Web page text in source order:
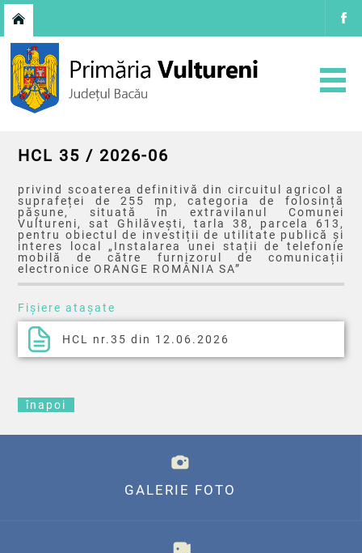
HCL 35 / 2026-06
privind scoaterea definitivă din circuitul agricol a
suprafeței de 255 mp, categoria de folosință
pășune, situată în extravilanul Comunei
Vultureni, sat Ghilăvești, tarla 38, parcela 613,
pentru obiectul de investiții de utilitate publică și
interes local „Instalarea unei stații de telefonie
mobilă de către furnizorul de comunicații
electronice ORANGE ROMÂNIA SA”
Fișiere atașate
HCL nr.35 din 12.06.2026
înapoi
GALERIE FOTO